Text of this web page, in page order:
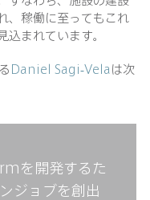
、稼働に至ってもこれ
まれています。
Daniel Sagi-Velaは次
を開発するた
ジョブを創出